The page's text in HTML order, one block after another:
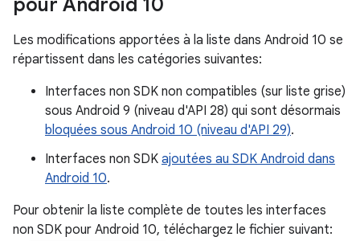
pour Android 10
Les modifications apportées à la liste dans Android 10 se
répartissent dans les catégories suivantes:
Interfaces non SDK non compatibles (sur liste grise)
sous Android 9 (niveau d'API 28) qui sont désormais
bloquées sous Android 10 (niveau d'API 29).
Interfaces non SDK ajoutées au SDK Android dans
Android 10.
Pour obtenir la liste complète de toutes les interfaces
non SDK pour Android 10, téléchargez le fichier suivant: